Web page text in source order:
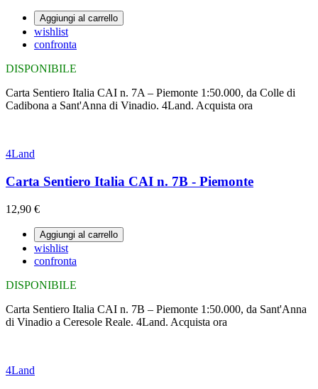
Aggiungi al carrello
wishlist
confronta
DISPONIBILE
Carta Sentiero Italia CAI n. 7A – Piemonte 1:50.000, da Colle di
Cadibona a Sant'Anna di Vinadio. 4Land. Acquista ora
4Land
Carta Sentiero Italia CAI n. 7B - Piemonte
12,90 €
Aggiungi al carrello
wishlist
confronta
DISPONIBILE
Carta Sentiero Italia CAI n. 7B – Piemonte 1:50.000, da Sant'Anna
di Vinadio a Ceresole Reale. 4Land. Acquista ora
4Land